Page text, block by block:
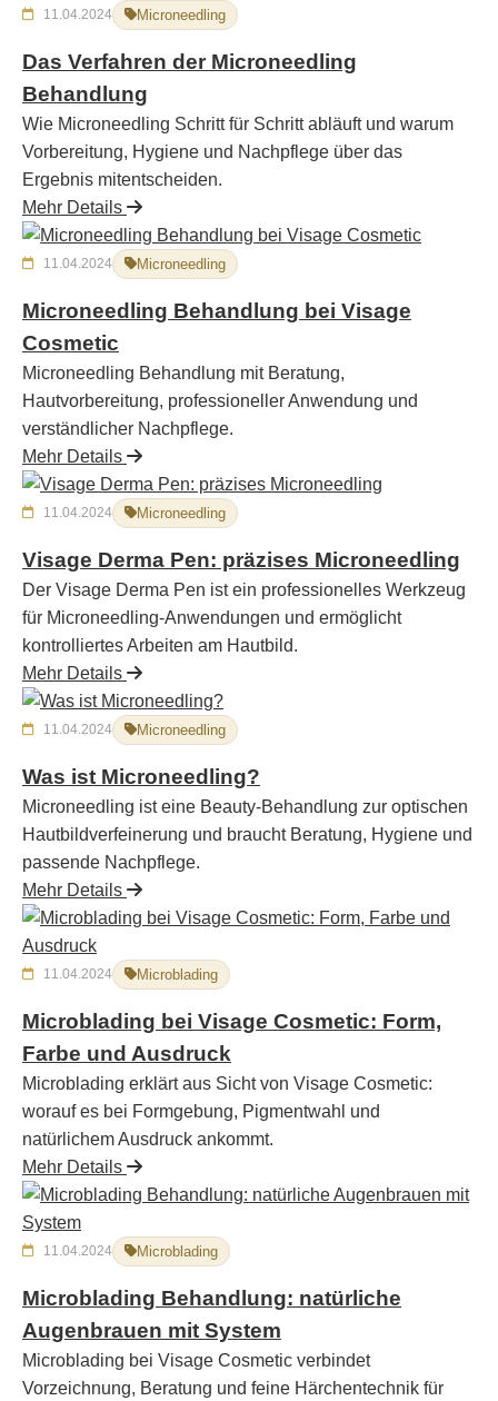
11.04.2024 Microneedling
Das Verfahren der Microneedling
Behandlung
Wie Microneedling Schritt für Schritt abläuft und warum
Vorbereitung, Hygiene und Nachpflege über das
Ergebnis mitentscheiden.
Mehr Details
11.04.2024 Microneedling
Microneedling Behandlung bei Visage
Cosmetic
Microneedling Behandlung mit Beratung,
Hautvorbereitung, professioneller Anwendung und
verständlicher Nachpflege.
Mehr Details
11.04.2024 Microneedling
Visage Derma Pen: präzises Microneedling
Der Visage Derma Pen ist ein professionelles Werkzeug
für Microneedling-Anwendungen und ermöglicht
kontrolliertes Arbeiten am Hautbild.
Mehr Details
11.04.2024 Microneedling
Was ist Microneedling?
Microneedling ist eine Beauty-Behandlung zur optischen
Hautbildverfeinerung und braucht Beratung, Hygiene und
passende Nachpflege.
Mehr Details
11.04.2024 Microblading
Microblading bei Visage Cosmetic: Form,
Farbe und Ausdruck
Microblading erklärt aus Sicht von Visage Cosmetic:
worauf es bei Formgebung, Pigmentwahl und
natürlichem Ausdruck ankommt.
Mehr Details
11.04.2024 Microblading
Microblading Behandlung: natürliche
Augenbrauen mit System
Microblading bei Visage Cosmetic verbindet
Vorzeichnung, Beratung und feine Härchentechnik für